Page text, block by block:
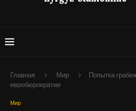
Главная Мир
Попытка
евробюрократии
Мир